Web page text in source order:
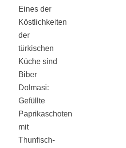
Eines der
Köstlichkeiten
der
türkischen
Küche sind
Biber
Dolmasi:
Gefüllte
Paprikaschoten
mit
Thunfisch-